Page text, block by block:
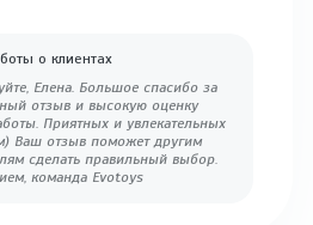
о клиентах
Елена. Большое спасибо за
отзыв и высокую оценку
Приятных и увлекательных
Ваш отзыв поможет другим
сделать правильный выбор.
команда Evotoys